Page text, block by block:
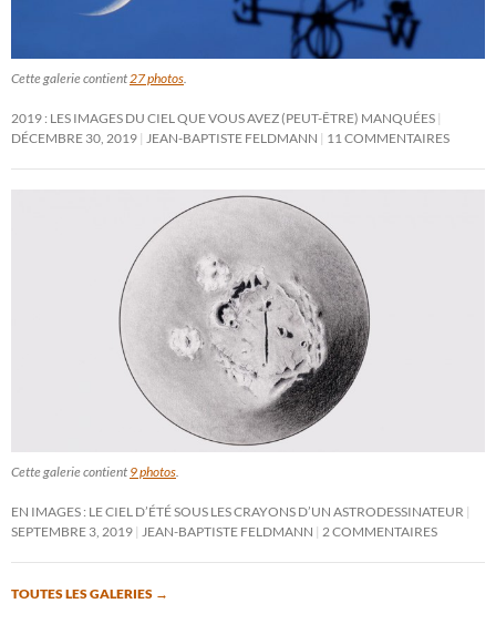
Cette galerie contient 27 photos
2019 : LES IMAGES DU CIEL QUE VOUS AVEZ (PEUT-ÊTRE) MANQUÉES
DÉCEMBRE 30, 2019
JEAN-BAPTISTE FELDMANN 11 COMMENTAIRES
Cette galerie contient 9 photos
EN IMAGES : LE CIEL D’ÉTÉ SOUS LES CRAYONS D’UN ASTRODESSINATEUR
SEPTEMBRE 3, 2019
JEAN-BAPTISTE FELDMANN 2 COMMENTAIRES
TOUTES LES GALERIES →